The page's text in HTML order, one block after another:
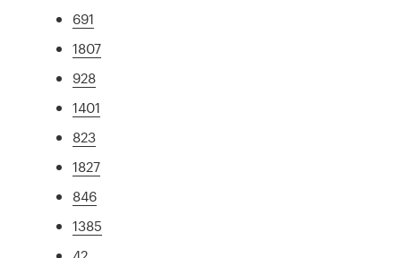
691
1807
928
1401
823
1827
846
1385